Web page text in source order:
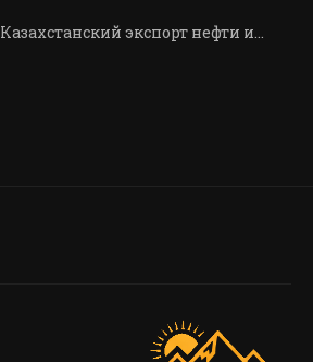
Казахстанский экспорт нефти и…